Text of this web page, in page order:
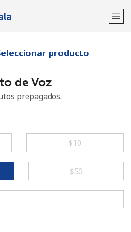
cuenta?Inicia sesión →
producto
de Voz
prepagados.
⁦$10⁩
⁦$50⁩